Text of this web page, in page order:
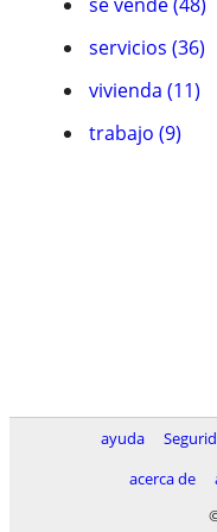
servicios (36)
vivienda (11)
trabajo (9)
ayuda
acerca de